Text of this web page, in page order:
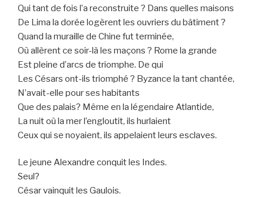
Qui tant de fois l’a reconstruite ? Dans quelles maisons
De Lima la dorée logèrent les ouvriers du bâtiment ?
Quand la muraille de Chine fut terminée,
Où allèrent ce soir-là les maçons ? Rome la grande
Est pleine d’arcs de triomphe. De qui
Les Césars ont-ils triomphé ? Byzance la tant chantée,
N’avait-elle pour ses habitants
Que des palais? Même en la légendaire Atlantide,
La nuit où la mer l’engloutit, ils hurlaient
Ceux qui se noyaient, ils appelaient leurs esclaves.
Le jeune Alexandre conquit les Indes.
Seul?
César vainquit les Gaulois.